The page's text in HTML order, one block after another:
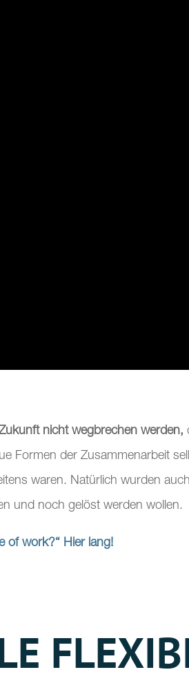
nicht wegbrechen werden,
Formen der Zusammenarbeit
waren. Natürlich wurden
und noch gelöst werden wollen.
of work?“ Hier lang!